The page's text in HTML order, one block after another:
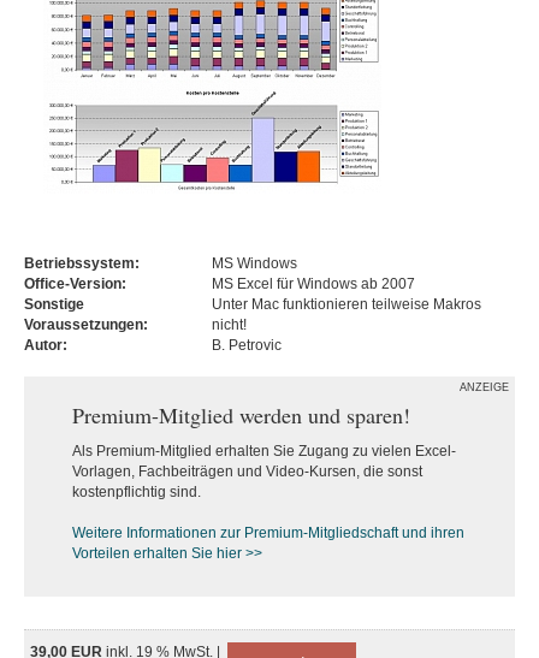
Betriebssystem:
MS Windows
Office-Version:
MS Excel für Windows ab 2007
Sonstige
Voraussetzungen:
Unter Mac funktionieren teilweise Makros
nicht!
Autor:
B. Petrovic
ANZEIGE
Premium-Mitglied werden und sparen!
Als Premium-Mitglied erhalten Sie Zugang zu vielen Excel-
Vorlagen, Fachbeiträgen und Video-Kursen, die sonst
kostenpflichtig sind.
Weitere Informationen zur Premium-Mitgliedschaft und ihren
Vorteilen erhalten Sie hier >>
39,00 EUR inkl. 19 % MwSt. |